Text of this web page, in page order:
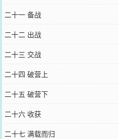
二十一 备战
二十二 出战
二十三 交战
二十四 破营上
二十五 破营下
二十六 收获
二十七 满载而归